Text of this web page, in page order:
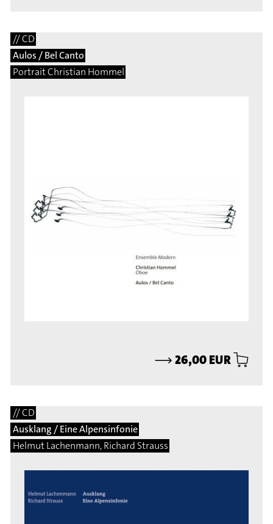
// CD
Aulos / Bel Canto
Portrait Christian Hommel
⟶26,00 EUR
// CD
Ausklang / Eine Alpensinfonie
Helmut Lachenmann, Richard Strauss